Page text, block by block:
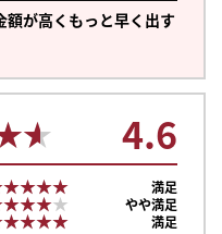
額が高くもっと早く出す
4.6
満足
やや満足
満足